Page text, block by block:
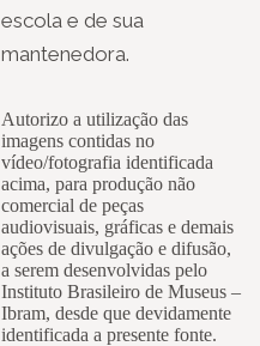
escola e de sua
mantenedora.
Autorizo a utilização das
imagens contidas no
vídeo/fotografia identificada
acima, para produção não
comercial de peças
audiovisuais, gráficas e demais
ações de divulgação e difusão,
a serem desenvolvidas pelo
Instituto Brasileiro de Museus –
Ibram, desde que devidamente
identificada a presente fonte.